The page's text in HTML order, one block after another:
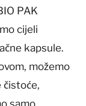
PAK
cijeli
kapsule.
možemo
samo